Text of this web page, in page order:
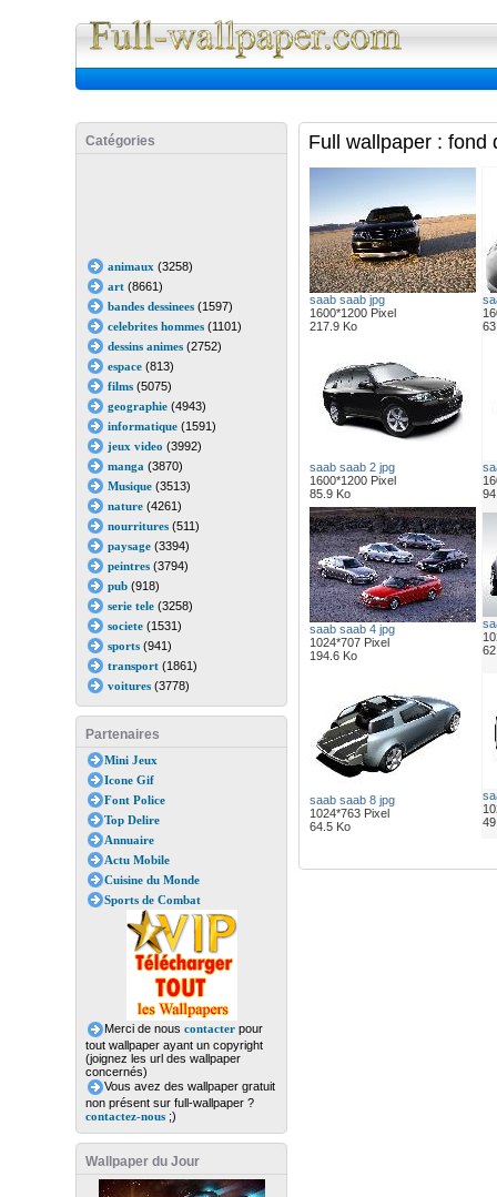
Catégories
animaux (3258)
art(8661)
bandes dessinees(1597)
celebrites hommes(1101)
dessins animes(2752)
espace(813)
films(5075)
geographie(4943)
informatique(1591)
jeux video (3992)
manga (3870)
Musique(3513)
nature(4261)
nourritures(511)
paysage(3394)
peintres(3794)
pub(918)
serie tele(3258)
societe(1531)
sports(941)
transport(1861)
voitures(3778)
Partenaires
Mini Jeux
Icone Gif
Font Police
Top Delire
Annuaire
Actu Mobile
Cuisine du Monde
Sports de Combat
Merci de nous contacterpour
tout wallpaper ayant un copyright
(joignez les url des wallpaper
concernés)
Vous avez des wallpaper gratuit
non présent sur full-wallpaper ?
contactez-nous;)
Wallpaper du Jour
Full wallpaper : fond
saab saab jpg
1600*1200 Pixel
217.9 Ko
saab saab 2 jpg
1600*1200 Pixel
85.9 Ko
saab saab 4 jpg
1024*707 Pixel
194.6 Ko
saab saab 8 jpg
1024*763 Pixel
64.5 Ko